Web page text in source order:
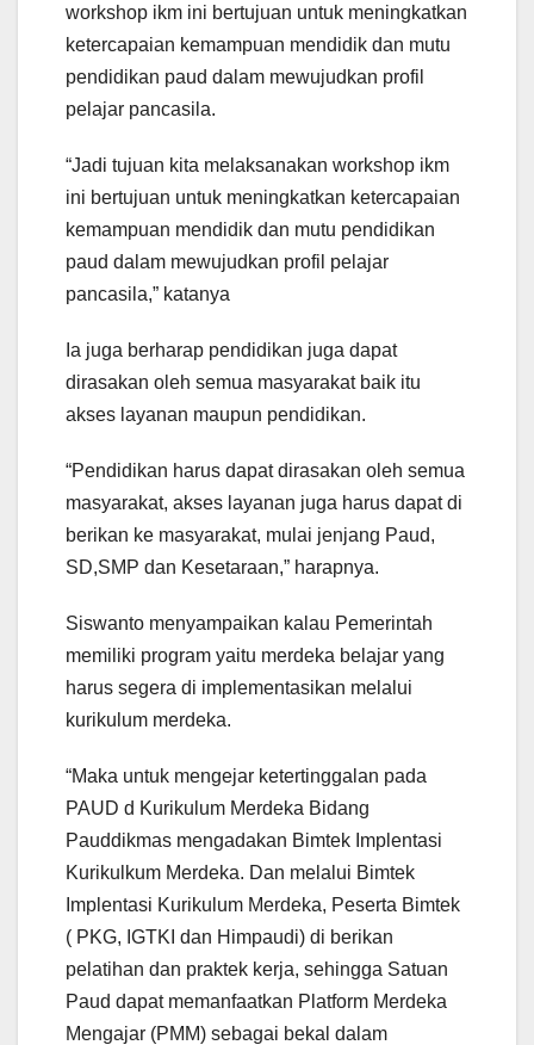
workshop ikm ini bertujuan untuk meningkatkan
ketercapaian kemampuan mendidik dan mutu
pendidikan paud dalam mewujudkan profil
pelajar pancasila.
“Jadi tujuan kita melaksanakan workshop ikm
ini bertujuan untuk meningkatkan ketercapaian
kemampuan mendidik dan mutu pendidikan
paud dalam mewujudkan profil pelajar
pancasila,” katanya
Ia juga berharap pendidikan juga dapat
dirasakan oleh semua masyarakat baik itu
akses layanan maupun pendidikan.
“Pendidikan harus dapat dirasakan oleh semua
masyarakat, akses layanan juga harus dapat di
berikan ke masyarakat, mulai jenjang Paud,
SD,SMP dan Kesetaraan,” harapnya.
Siswanto menyampaikan kalau Pemerintah
memiliki program yaitu merdeka belajar yang
harus segera di implementasikan melalui
kurikulum merdeka.
“Maka untuk mengejar ketertinggalan pada
PAUD d Kurikulum Merdeka Bidang
Pauddikmas mengadakan Bimtek Implentasi
Kurikulkum Merdeka. Dan melalui Bimtek
Implentasi Kurikulum Merdeka, Peserta Bimtek
( PKG, IGTKI dan Himpaudi) di berikan
pelatihan dan praktek kerja, sehingga Satuan
Paud dapat memanfaatkan Platform Merdeka
Mengajar (PMM) sebagai bekal dalam